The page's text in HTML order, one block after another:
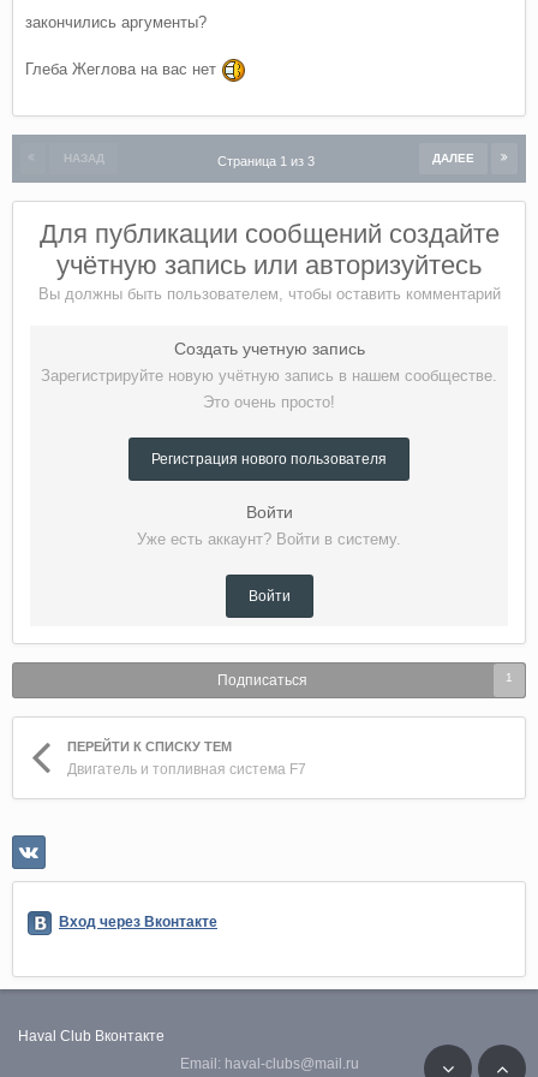
П.с.с. Менять масло нужно каждые 5000 километров и все
приобретения, тогда потери от продажи будут порядка 10-
закончились аргументы?
Глеба Жеглова на вас нет
НАЗАД ДАЛЕЕ
Страница 1 из 3
Для публикации сообщений создайте
учётную запись или авторизуйтесь
Вы должны быть пользователем, чтобы оставить комментарий
Создать учетную запись
Зарегистрируйте новую учётную запись в нашем сообществе.
Это очень просто!
Регистрация нового пользователя
Войти
Уже есть аккаунт? Войти в систему.
Войти
Подписаться 1
ПЕРЕЙТИ К СПИСКУ ТЕМ
Двигатель и топливная система F7
Вход через Вконтакте
Haval Club Вконтакте
Email: haval-clubs@mail.ru